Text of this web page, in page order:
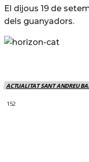
El dijous 19 de
dels guanyadors.
ACTUALITAT SANT ANDREU
152